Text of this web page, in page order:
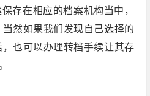
存在相应的档案机构当中，
然如果我们发现自己选择的
也可以办理转档手续让其存